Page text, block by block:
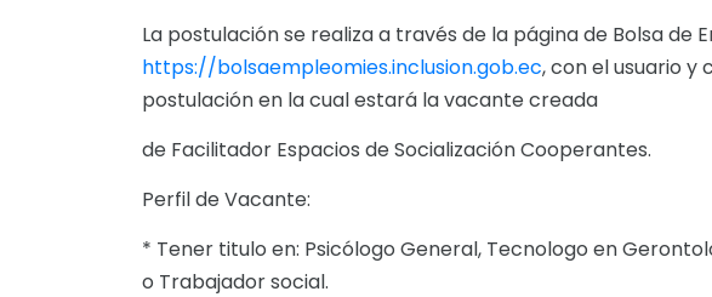
La postulación se realiza a través de la página de Bolsa de
https://bolsaempleomies.inclusion.gob.ec, con el usuario y
postulación en la cual estará la vacante creada
de Facilitador Espacios de Socialización Cooperantes.
Perfil de Vacante:
* Tener titulo en: Psicólogo General, Tecnologo en
o Trabajador social.